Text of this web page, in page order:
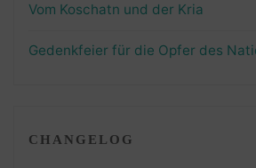
Vom Koschatn und der Kria
Gedenkfeier für die Opfer des
CHANGELOG